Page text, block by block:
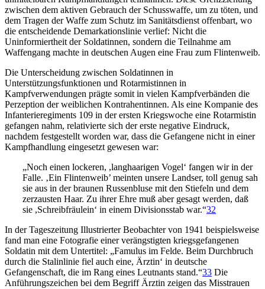
zwischen dem aktiven Gebrauch der Schusswaffe, um zu töten, und
dem Tragen der Waffe zum Schutz im Sanitätsdienst offenbart, wo
die entscheidende Demarkationslinie verlief: Nicht die
Uninformiertheit der Soldatinnen, sondern die Teilnahme am
Waffengang machte in deutschen Augen eine Frau zum Flintenweib.
Die Unterscheidung zwischen Soldatinnen in
Unterstützungsfunktionen und Rotarmistinnen in
Kampfverwendungen prägte somit in vielen Kampfverbänden die
Perzeption der weiblichen Kontrahentinnen. Als eine Kompanie des
Infanterieregiments 109 in der ersten Kriegswoche eine Rotarmistin
gefangen nahm, relativierte sich der erste negative Eindruck,
nachdem festgestellt worden war, dass die Gefangene nicht in einer
Kampfhandlung eingesetzt gewesen war:
„Noch einen lockeren, ,langhaarigen Vogel‘ fangen wir in der
Falle. ‚Ein Flintenweib’ meinten unsere Landser, toll genug sah
sie aus in der braunen Russenbluse mit den Stiefeln und dem
zerzausten Haar. Zu ihrer Ehre muß aber gesagt werden, daß
sie ,Schreibfräulein‘ in einem Divisionsstab war.“32
In der Tageszeitung Illustrierter Beobachter von 1941 beispielsweise
fand man eine Fotografie einer verängstigten kriegsgefangenen
Soldatin mit dem Untertitel: „Famulus im Felde. Beim Durchbruch
durch die Stalinlinie fiel auch eine, Ärztin‘ in deutsche
Gefangenschaft, die im Rang eines Leutnants stand.“33 Die
Anführungszeichen bei dem Begriff Ärztin zeigen das Misstrauen